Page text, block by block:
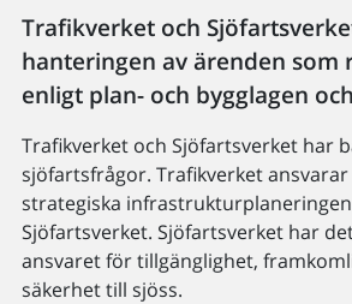
Trafikverket och
hanteringen av ärenden som
enligt plan- och bygglagen
Trafikverket och Sjöfartsverket har
sjöfartsfrågor. Trafikverket
strategiska
Sjöfartsverket. Sjöfartsverket har
ansvaret för tillgänglighet,
säkerhet till sjöss.